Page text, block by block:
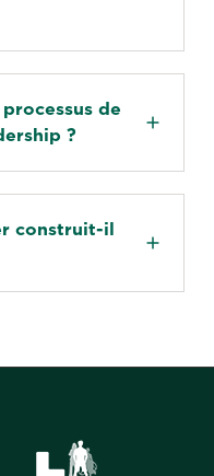
de
?
construit-il